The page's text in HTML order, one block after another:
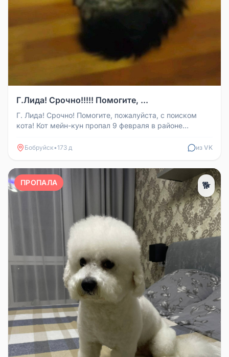
Г.Лида! Срочно!!!!! Помогите, ...
Г. Лида! Срочно! Помогите, пожалуйста, с поиском
кота! Кот мейн-кун пропал 9 февраля в районе
Бобруйск•173 д из VK
ПРОПАЛА 🐕